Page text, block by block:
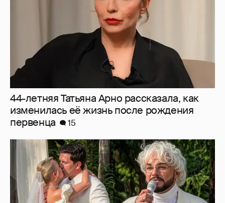
"Благословение" от Киркорова и слёзы
Галич: как прошла свадьба Клавы Коки и
Димы Масленникова
5